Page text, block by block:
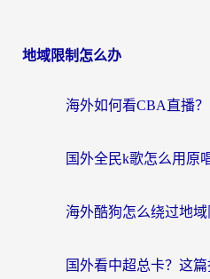
地域限制怎么办